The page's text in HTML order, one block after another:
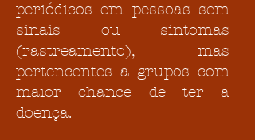
periódicos em pessoas sem
sinais ou sintomas
(rastreamento), mas
pertencentes a grupos com
maior chance de ter a
doença.